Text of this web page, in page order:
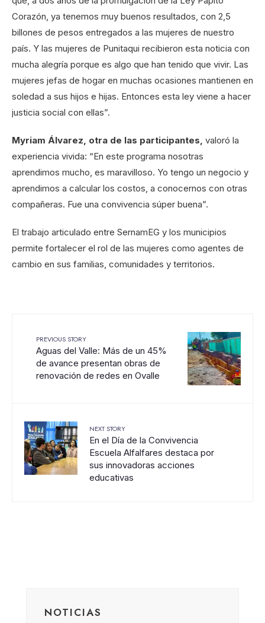
Corazón, ya tenemos muy buenos resultados, con 2,5
billones de pesos entregados a las mujeres de nuestro
país. Y las mujeres de Punitaqui recibieron esta noticia con
mucha alegría porque es algo que han tenido que vivir. Las
mujeres jefas de hogar en muchas ocasiones mantienen en
soledad a sus hijos e hijas. Entonces esta ley viene a hacer
justicia social con ellas”.
Myriam Álvarez, otra de las participantes, valoró la
experiencia vivida: “En este programa nosotras
aprendimos mucho, es maravilloso. Yo tengo un negocio y
aprendimos a calcular los costos, a conocernos con otras
compañeras. Fue una convivencia súper buena”.
El trabajo articulado entre SernamEG y los municipios
permite fortalecer el rol de las mujeres como agentes de
cambio en sus familias, comunidades y territorios.
PREVIOUS STORY
Aguas del Valle: Más de un 45%
de avance presentan obras de
renovación de redes en Ovalle
NEXT STORY
En el Día de la Convivencia
Escuela Alfalfares destaca por
sus innovadoras acciones
educativas
NOTICIAS